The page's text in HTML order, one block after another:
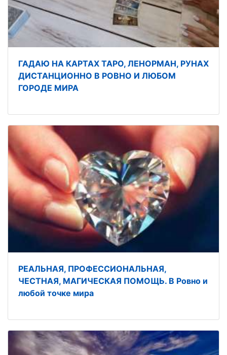
ГАДАЮ НА КАРТАХ ТАРО, ЛЕНОРМАН, РУНАХ
ДИСТАНЦИОННО В РОВНО И ЛЮБОМ
ГОРОДЕ МИРА
РЕАЛЬНАЯ, ПРОФЕССИОНАЛЬНАЯ,
ЧЕСТНАЯ, МАГИЧЕСКАЯ ПОМОЩЬ. В Ровно и
любой точке мира